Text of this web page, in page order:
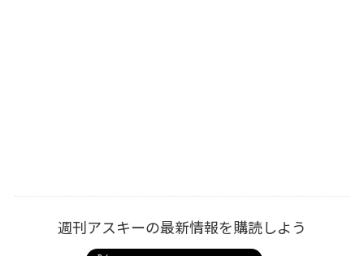
週刊アスキーの最新情報を購読しよう